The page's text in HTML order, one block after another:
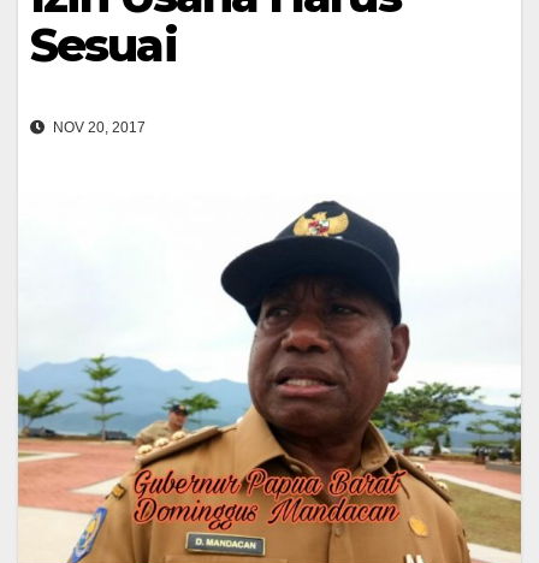
Sesuai
NOV 20, 2017